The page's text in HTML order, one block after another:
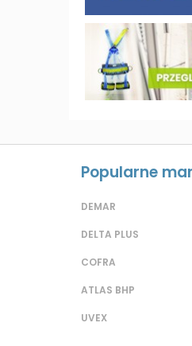
Popularne
DEMAR
DELTA PLUS
COFRA
ATLAS BHP
UVEX